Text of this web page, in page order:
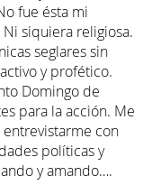
fue ésta mi
siquiera religiosa.
seglares sin
y profético.
Domingo de
para la acción. Me
entrevistarme con
políticas y
y amando….